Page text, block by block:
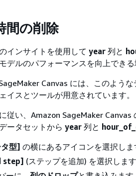
間の削除
インサイトを使用して year 列と
デルのパフォーマンスを向上できる
Canvas には、このよう
イスとツールが用意されています。
従い、Amazon SageMaker
ータセットから year 列と
型] の横にあるアイコンを選択しま
step] (ステップを追加) を選択します